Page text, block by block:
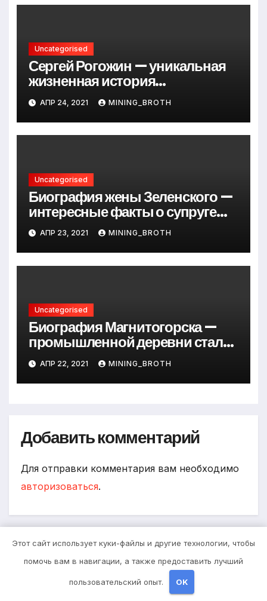
Uncategorised
Сергей Рогожин — уникальная
жизненная история
талантливого певца, его
музыкальный путь и важные
достижения
АПР 24, 2021 MINING_BROTH
Uncategorised
Биография жены Зеленского —
интересные факты о супруге
президента Украины
АПР 23, 2021 MINING_BROTH
Uncategorised
Биография Магнитогорска —
промышленной деревни стали
превращается в современный
мегаполис
АПР 22, 2021 MINING_BROTH
Добавить комментарий
Для отправки комментария вам необходимо
авторизоваться.
Поиск
Этот сайт использует куки-файлы и другие технологии, чтобы
помочь вам в навигации, а также предоставить лучший
пользовательский опыт. OK